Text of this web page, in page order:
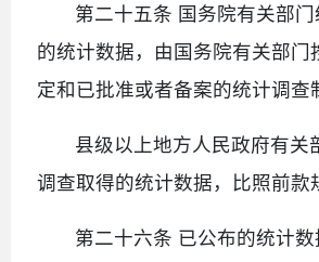
第二十五条 国务院有关部
的统计数据，由国务院有关部门
定和已批准或者备案的统计调查
县级以上地方人民政府有关
调查取得的统计数据，比照前款
第二十六条 已公布的统计